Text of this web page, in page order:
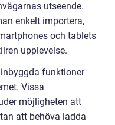
utseende.
enkelt importera,
och tablets
upplevelse.
funktioner
Vissa
möjligheten att
att behöva ladda